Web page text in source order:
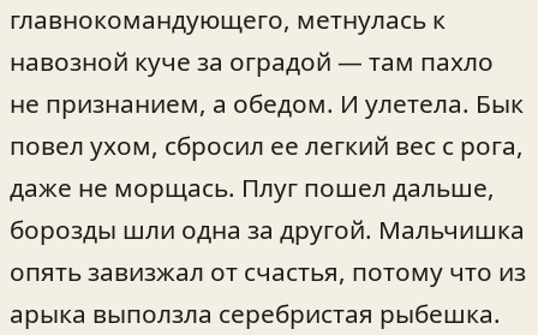
главнокомандующего, метнулась к
навозной куче за оградой — там пахло
не признанием, а обедом. И улетела. Бык
повел ухом, сбросил ее легкий вес с рога,
даже не морщась. Плуг пошел дальше,
борозды шли одна за другой. Мальчишка
опять завизжал от счастья, потому что из
арыка выползла серебристая рыбешка.